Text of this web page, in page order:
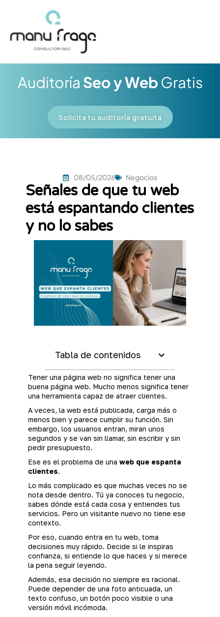
Auditoría Seo y Web Gratis
Solicita tu auditoría gratuita
08/05/2026 Negocios
Señales de que tu web
está espantando clientes
y no lo sabes
Tabla de contenidos
Tener una página web no significa tener una
buena página web. Mucho menos significa tener
una herramienta capaz de atraer clientes.
A veces, la web está publicada, carga más o
menos bien y parece cumplir su función. Sin
embargo, los usuarios entran, miran unos
segundos y se van sin llamar, sin escribir y sin
pedir presupuesto.
Ese es el problema de unaweb que espanta
clientes.
Lo más complicado es que muchas veces no se
nota desde dentro. Tú ya conoces tu negocio,
sabes dónde está cada cosa y entiendes tus
servicios. Pero un visitante nuevo no tiene ese
contexto.
Por eso, cuando entra en tu web, toma
decisiones muy rápido. Decide si le inspiras
confianza, si entiende lo que haces y si merece
la pena seguir leyendo.
Además, esa decisión no siempre es racional.
Puede depender de una foto anticuada, un
texto confuso, un botón poco visible o una
versión móvil incómoda.